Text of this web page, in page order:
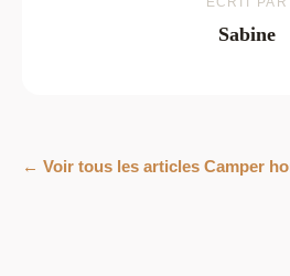
Sabine
← Voir tous les articles Camper